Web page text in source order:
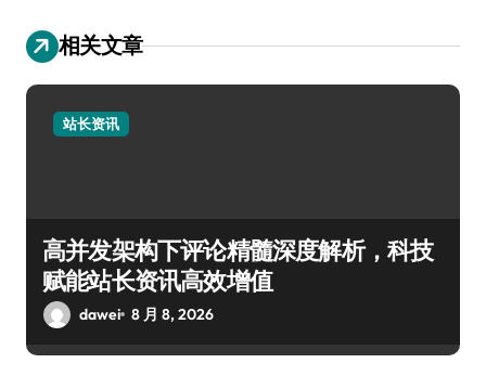
相关文章
站长资讯
高并发架构下评论精髓深度解析，科技
赋能站长资讯高效增值
dawei 8 月 8, 2026